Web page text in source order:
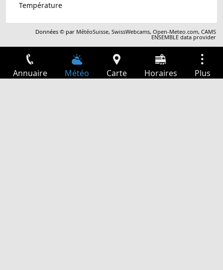
Température
Données © par MétéoSuisse,SwissWebcams,Open-Meteo.com,CAMS
ENSEMBLE data provider
Annuaire Météo Carte Horaires Plus